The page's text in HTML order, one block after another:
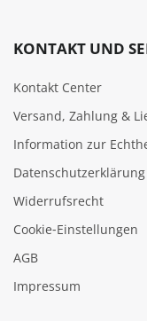
KONTAKT UND
Kontakt Center
Versand, Zahlung &
Information zur
Datenschutzerklärung
Widerrufsrecht
Cookie‑Einstellungen
AGB
Impressum